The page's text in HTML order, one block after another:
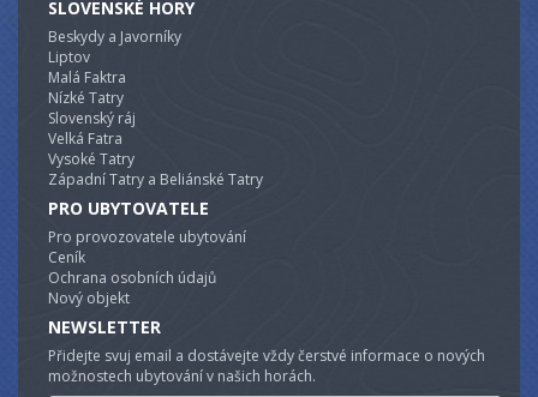
SLOVENSKÉ HORY
Beskydy a Javorníky
Liptov
Malá Faktra
Nízké Tatry
Slovenský ráj
Velká Fatra
Vysoké Tatry
Západní Tatry a Beliánské Tatry
PRO UBYTOVATELE
Pro provozovatele ubytování
Ceník
Ochrana osobních údajů
Nový objekt
NEWSLETTER
Přidejte svuj email a dostávejte vždy čerstvé informace o nových
možnostech ubytování v našich horách.